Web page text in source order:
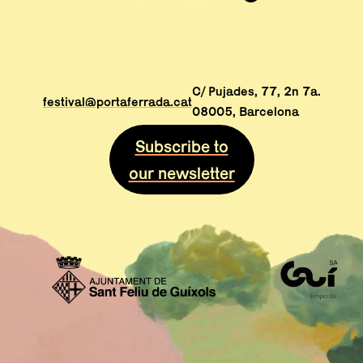
festival@portaferrada.cat
C/ Pujades, 77, 2n 7a.
08005, Barcelona
Subscribe to
our newsletter